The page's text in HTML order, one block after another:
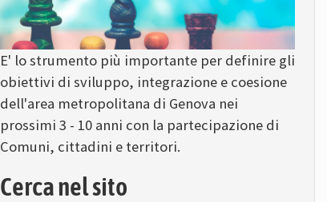
E' lo strumento più importante per definire gli
obiettivi di sviluppo, integrazione e coesione
dell'area metropolitana di Genova nei
prossimi 3 - 10 anni con la partecipazione di
Comuni, cittadini e territori.
Cerca nel sito